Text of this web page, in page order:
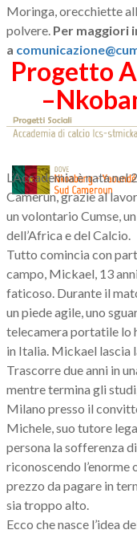
Moringa, orecchiette
polvere. Per maggiori
a
Progetto
L’Accademia è nata
Camerun, grazie al
un volontario Cumse,
dell’Africa e del Calcio.
Tutto comincia con
campo, Mickael, 13
faticoso. Durante il
un piede agile, uno
telecamera portatile lo
in Italia. Mickael lascia
Trascorre due anni in
mentre termina gli
Milano presso il
Michele, suo tutore
persona la sofferenza
riconoscendo
prezzo da pagare in
sia troppo alto.
Ecco che nasce l’idea